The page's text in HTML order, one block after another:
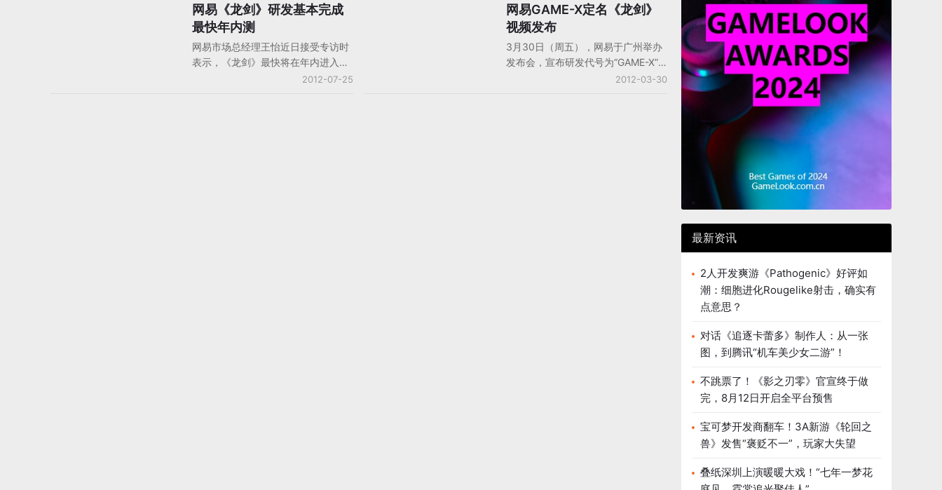
的游戏《魔兽世界》在全球范围内玩
家数量大幅下滑，中国市场同样受到
影响，加之本季度《魔兽世界》完成
合服
为东方幻想风格，但玩法与剑灵完全
不同，以连续攻击为核心，场景风格
丰富雄伟，可称为“画面方面最厉害的
中国网络游戏”。
网易《龙剑》研发基本完成
最快年内测
网易市场总经理王怡近日接受专访时
表示，《龙剑》最快将在年内进入测
试阶段，同时微端和多端技术，也在
2012-07-25
网易GAME-X定名《龙剑》
视频发布
3月30日（周五），网易于广州举办
发布会，宣布研发代号为“GAME-X”
的3D新作正式定名为《龙剑》，同时
2012-03-30
最新资讯
2人开发爽游《Pathogenic》好评如
潮：细胞进化Rougelike射击，确实有
点意思？
对话《追逐卡蕾多》制作人：从一张
图，到腾讯“机车美少女二游”！
不跳票了！《影之刃零》官宣终于做
完，8月12日开启全平台预售
宝可梦开发商翻车！3A新游《轮回之
兽》发售“褒贬不一”，玩家大失望
叠纸深圳上演暖暖大戏！“七年一梦花